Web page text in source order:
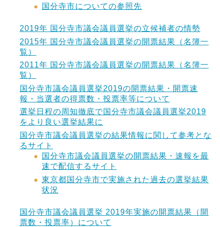
国分寺市についての参照先
2019年 国分寺市議会議員選挙の立候補者の情勢
2015年 国分寺市議会議員選挙の開票結果（名簿一
覧）
2011年 国分寺市議会議員選挙の開票結果（名簿一
覧）
国分寺市議会議員選挙2019の開票結果・開票速
報・当選者の得票数・投票率等について
選挙日程の周知徹底で国分寺市議会議員選挙2019
をより良い選挙結果に
国分寺市議会議員選挙の結果情報に関して参考とな
るサイト
国分寺市議会議員選挙の開票結果・速報を最
速で配信するサイト
東京都国分寺市で実施された過去の選挙結果
状況
国分寺市議会議員選挙 2019年実施の開票結果（開
票数・投票率）について